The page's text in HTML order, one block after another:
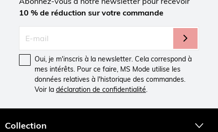
10 % de réduction sur votre commande
Oui, je m'inscris à la newsletter. Cela correspond à
mes intérêts. Pour ce faire, MS Mode utilise les
données relatives à l'historique des commandes.
Voir la déclaration de confidentialité.
Collection